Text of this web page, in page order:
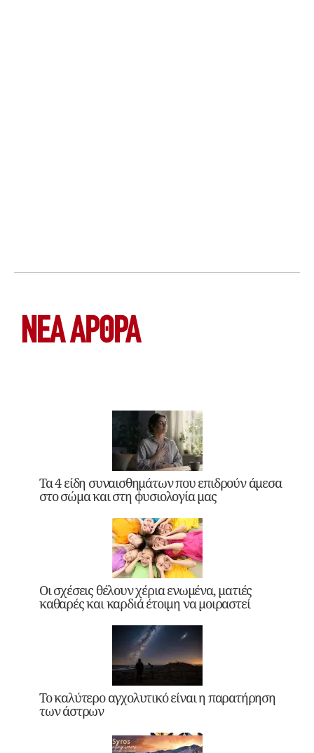
ΝΕΑ ΆΡΘΡΑ
Τα 4 είδη συναισθημάτων που επιδρούν άμεσα
στο σώμα και στη φυσιολογία μας
Οι σχέσεις θέλουν χέρια ενωμένα, ματιές
καθαρές και καρδιά έτοιμη να μοιραστεί
Το καλύτερο αγχολυτικό είναι η παρατήρηση
των άστρων